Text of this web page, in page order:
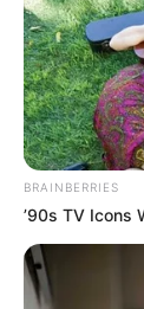
BRAINBERRIES
’90s TV Icons